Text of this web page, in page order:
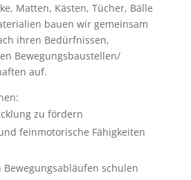
Matten, Kästen, Tücher, Bälle
bauen wir gemeinsam
ihren Bedürfnissen,
Bewegungsbaustellen/
auf.
zu fördern
feinmotorische Fähigkeiten
schulen